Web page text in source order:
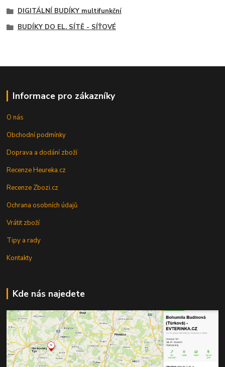
DIGITÁLNÍ BUDÍKY multifunkční
BUDÍKY DO EL. SÍTĚ - SÍŤOVÉ
Informace pro zákazníky
O nás
Obchodní podmínky
Doprava a dodání zboží
Recenze Heureka.cz
Recenze Zbozi.cz
Ochrana osobních údajů
Vrátit zboží
Tipy a rady
Kontakty
Kde nás najedete